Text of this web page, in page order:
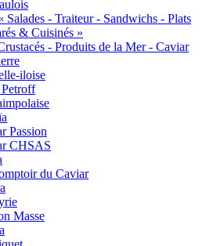
Salades - Traiteur - Sandwichs - Plats
& Cuisinés »
- Produits de la Mer - Caviar
iloise
Passion
CHSAS
du Caviar
Masse